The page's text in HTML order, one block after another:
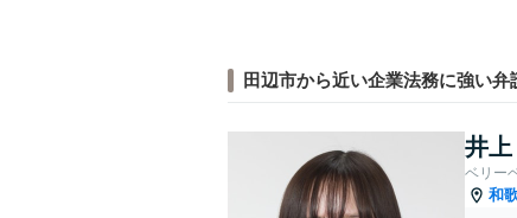
田辺市から近い企業法務に強い弁
井
ベリー
和